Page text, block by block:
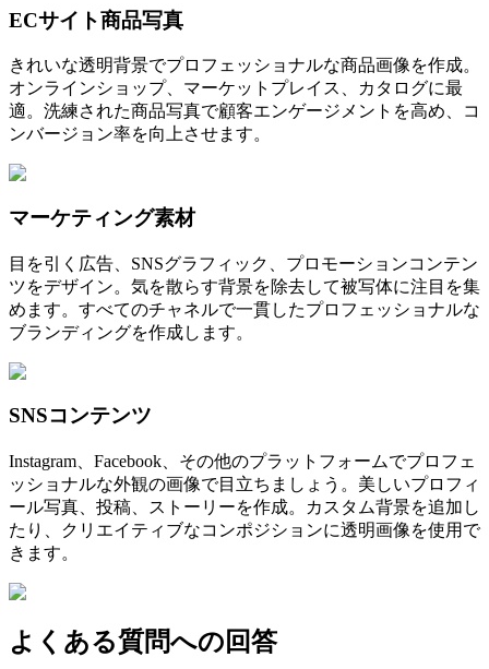
ECサイト商品写真
きれいな透明背景でプロフェッショナルな商品画像を作成。
オンラインショップ、マーケットプレイス、カタログに最
適。洗練された商品写真で顧客エンゲージメントを高め、コ
ンバージョン率を向上させます。
マーケティング素材
目を引く広告、SNSグラフィック、プロモーションコンテン
ツをデザイン。気を散らす背景を除去して被写体に注目を集
めます。すべてのチャネルで一貫したプロフェッショナルな
ブランディングを作成します。
SNSコンテンツ
Instagram、Facebook、その他のプラットフォームでプロフェ
ッショナルな外観の画像で目立ちましょう。美しいプロフィ
ール写真、投稿、ストーリーを作成。カスタム背景を追加し
たり、クリエイティブなコンポジションに透明画像を使用で
きます。
よくある質問への回答